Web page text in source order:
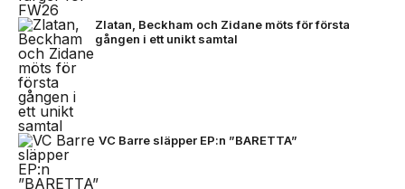
Zlatan, Beckham och Zidane möts för första
gången i ett unikt samtal
VC Barre släpper EP:n ”BARETTA”